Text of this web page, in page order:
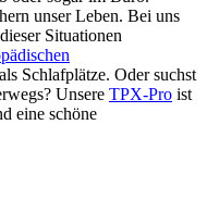
unser Leben. Bei uns
Situationen
als Schlafplätze. Oder suchst
Unsere TPX-Pro ist
eine schöne